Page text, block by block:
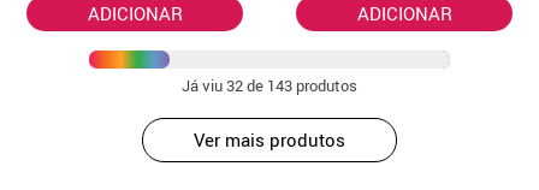
ADICIONAR ADICIONAR
Já viu32de 143 produtos
Ver mais produtos